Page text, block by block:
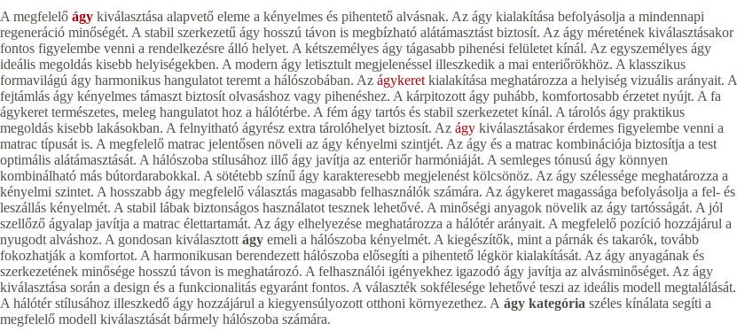
A megfelelő ágy kiválasztása alapvető eleme a kényelmes és pihentető alvásnak. Az ágy kialakítása befolyásolja a mindennapi
regeneráció minőségét. A stabil szerkezetű ágy hosszú távon is megbízható alátámasztást biztosít. Az ágy méretének kiválasztásakor
fontos figyelembe venni a rendelkezésre álló helyet. A kétszemélyes ágy tágasabb pihenési felületet kínál. Az egyszemélyes ágy
ideális megoldás kisebb helyiségekben. A modern ágy letisztult megjelenéssel illeszkedik a mai enteriőrökhöz. A klasszikus
formavilágú ágy harmonikus hangulatot teremt a hálószobában. Az ágykeret kialakítása meghatározza a helyiség vizuális arányait. A
fejtámlás ágy kényelmes támaszt biztosít olvasáshoz vagy pihenéshez. A kárpitozott ágy puhább, komfortosabb érzetet nyújt. A fa
ágykeret természetes, meleg hangulatot hoz a hálótérbe. A fém ágy tartós és stabil szerkezetet kínál. A tárolós ágy praktikus
megoldás kisebb lakásokban. A felnyitható ágyrész extra tárolóhelyet biztosít. Az ágy kiválasztásakor érdemes figyelembe venni a
matrac típusát is. A megfelelő matrac jelentősen növeli az ágy kényelmi szintjét. Az ágy és a matrac kombinációja biztosítja a test
optimális alátámasztását. A hálószoba stílusához illő ágy javítja az enteriőr harmóniáját. A semleges tónusú ágy könnyen
kombinálható más bútordarabokkal. A sötétebb színű ágy karakteresebb megjelenést kölcsönöz. Az ágy szélessége meghatározza a
kényelmi szintet. A hosszabb ágy megfelelő választás magasabb felhasználók számára. Az ágykeret magassága befolyásolja a fel- és
leszállás kényelmét. A stabil lábak biztonságos használatot tesznek lehetővé. A minőségi anyagok növelik az ágy tartósságát. A jól
szellőző ágyalap javítja a matrac élettartamát. Az ágy elhelyezése meghatározza a hálótér arányait. A megfelelő pozíció hozzájárul a
nyugodt alváshoz. A gondosan kiválasztott ágy emeli a hálószoba kényelmét. A kiegészítők, mint a párnák és takarók, tovább
fokozhatják a komfortot. A harmonikusan berendezett hálószoba elősegíti a pihentető légkör kialakítását. Az ágy anyagának és
szerkezetének minősége hosszú távon is meghatározó. A felhasználói igényekhez igazodó ágy javítja az alvásminőséget. Az ágy
kiválasztása során a design és a funkcionalitás egyaránt fontos. A választék sokfélesége lehetővé teszi az ideális modell megtalálását.
A hálótér stílusához illeszkedő ágy hozzájárul a kiegyensúlyozott otthoni környezethez. A ágy kategória széles kínálata segíti a
megfelelő modell kiválasztását bármely hálószoba számára.